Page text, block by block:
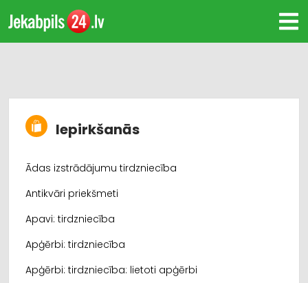
Iepirkšanās
Ādas izstrādājumu tirdzniecība
Antikvāri priekšmeti
Apavi: tirdzniecība
Apģērbi: tirdzniecība
Apģērbi: tirdzniecība: lietoti apģērbi